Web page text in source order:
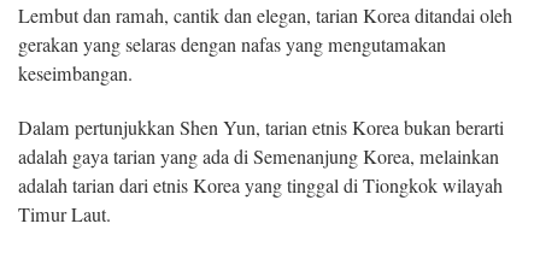
Lembut dan ramah, cantik dan elegan, tarian Korea ditandai oleh
gerakan yang selaras dengan nafas yang mengutamakan
keseimbangan.
Dalam pertunjukkan Shen Yun, tarian etnis Korea bukan berarti
adalah gaya tarian yang ada di Semenanjung Korea, melainkan
adalah tarian dari etnis Korea yang tinggal di Tiongkok wilayah
Timur Laut.